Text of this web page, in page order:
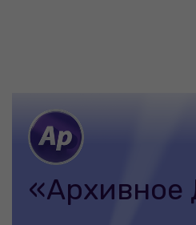
«Архивное